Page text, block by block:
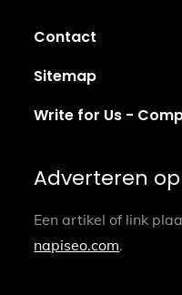
Contact
Sitemap
Write for Us -
Adverteren
Een artikel of link
napiseo.com.